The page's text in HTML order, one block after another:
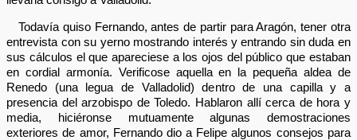
Todavía quiso Fernando, antes de partir para Aragón, tener otra
entrevista con su yerno mostrando interés y entrando sin duda en
sus cálculos el que apareciese a los ojos del público que estaban
en cordial armonía. Verificose aquella en la pequeña aldea de
Renedo (una legua de Valladolid) dentro de una capilla y a
presencia del arzobispo de Toledo. Hablaron allí cerca de hora y
media, hiciéronse mutuamente algunas demostraciones
exteriores de amor, Fernando dio a Felipe algunos consejos para